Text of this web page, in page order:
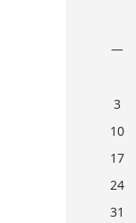
一
3
10
17
24
31